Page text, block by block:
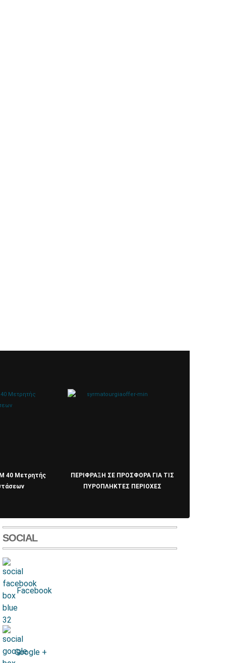
40 Μετρητής
ΠΕΡΙΦΡΑΞΗ ΣΕ ΠΡΟΣΦΟΡΑ ΓΙΑ ΤΙΣ
ΠΥΡΟΠΛΗΚΤΕΣ ΠΕΡΙΟΧΕΣ
SOCIAL
Facebook
Google +